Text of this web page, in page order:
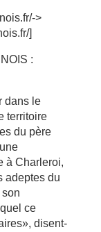
>
]
:
dans le
territoire
du père
à Charleroi,
adeptes du
ce
disent-